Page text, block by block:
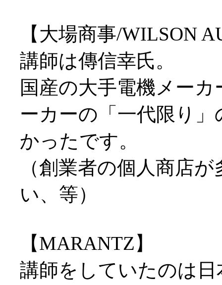
【大場商事/WILSON
講師は傳信幸氏。
国産の大手電機メー
ーカーの「一代限り
かったです。
（創業者の個人商店
い、等）
【MARANTZ】
講師をしていたのは